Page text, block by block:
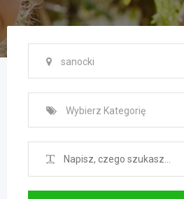
sanocki
Wybierz Kategorię